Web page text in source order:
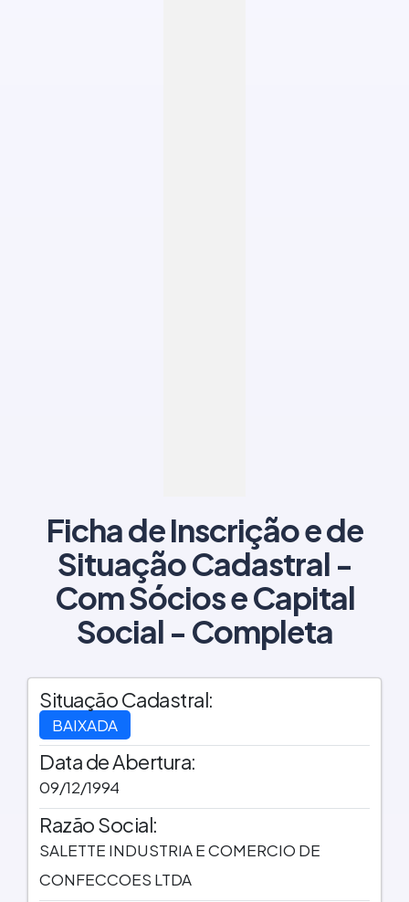
Ficha de Inscrição e de
Situação Cadastral -
Com Sócios e Capital
Social - Completa
Situação Cadastral:
BAIXADA
Data de Abertura:
09/12/1994
Razão Social:
SALETTE INDUSTRIA E COMERCIO DE
CONFECCOES LTDA